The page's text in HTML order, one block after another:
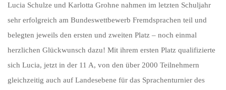
Lucia Schulze und Karlotta Grohne nahmen im letzten Schuljahr
sehr erfolgreich am Bundeswettbewerb Fremdsprachen teil und
belegten jeweils den ersten und zweiten Platz – noch einmal
herzlichen Glückwunsch dazu! Mit ihrem ersten Platz qualifizierte
sich Lucia, jetzt in der 11 A, von den über 2000 Teilnehmern
gleichzeitig auch auf Landesebene für das Sprachenturnier des